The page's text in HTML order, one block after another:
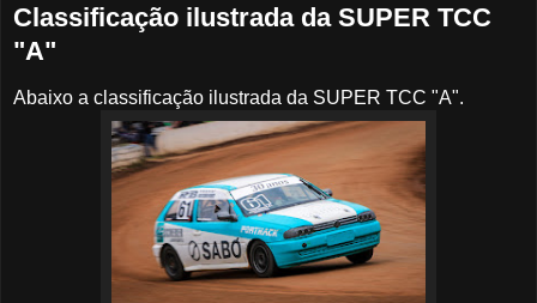
Classificação ilustrada da SUPER TCC
"A"
Abaixo a classificação ilustrada da SUPER TCC "A".